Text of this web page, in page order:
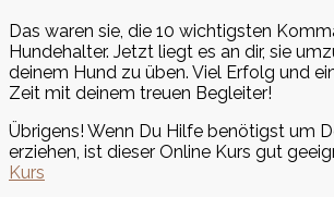
Das waren sie, die 10 wichtigsten
Hundehalter. Jetzt liegt es an dir, sie
deinem Hund zu üben. Viel Erfolg und
Zeit mit deinem treuen Begleiter!
Übrigens! Wenn Du Hilfe benötigst um
erziehen, ist dieser Online Kurs gut
Kurs